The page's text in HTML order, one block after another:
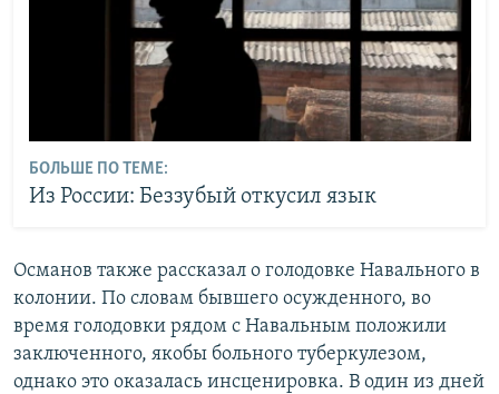
БОЛЬШЕ ПО ТЕМЕ:
Из России: Беззубый откусил язык
Османов также рассказал о голодовке Навального в
колонии. По словам бывшего осужденного, во
время голодовки рядом с Навальным положили
заключенного, якобы больного туберкулезом,
однако это оказалась инсценировка. В один из дней